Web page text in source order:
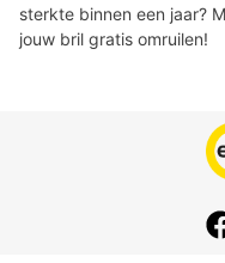
sterkte binnen een jaar?
jouw bril gratis omruilen!